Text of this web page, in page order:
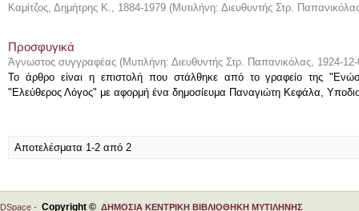
Καμίτζος, Δημήτρης Κ., 1884-1979 (Μυτιλήνη: Διευθυντής Στρ.
Προσφυγικά
Άγνωστος συγγραφέας (Μυτιλήνη: Διευθυντής Στρ. Παπανικόλας, 1924-
Το άρθρο είναι η επιστολή που στάλθηκε από το γραφείο της
"Ελεύθερος Λόγος" με αφορμή ένα δημοσίευμα Παναγιώτη Κεφάλα,
Αποτελέσματα 1-2 από 2
DSpace - Copyright © ΔΗΜΟΣΙΑ ΚΕΝΤΡΙΚΗ ΒΙΒΛΙΟΘΗΚΗ ΜΥΤΙΛΗΝΗΣ